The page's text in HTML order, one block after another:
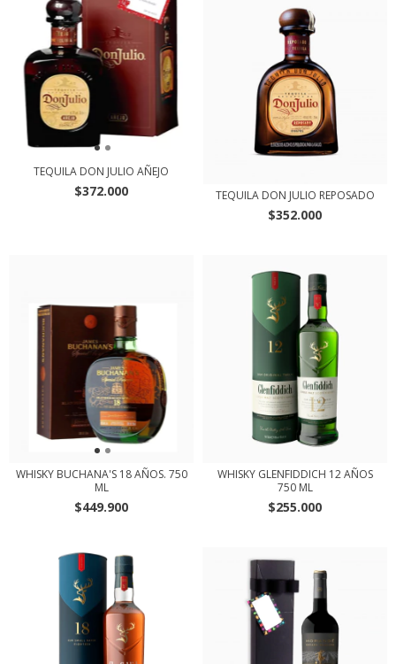
TEQUILA DON JULIO AÑEJO
$372.000 TEQUILA DON JULIO REPOSADO
$352.000
WHISKY BUCHANA'S 18 AÑOS. 750
ML
$449.900
WHISKY GLENFIDDICH 12 AÑOS
750 ML
$255.000